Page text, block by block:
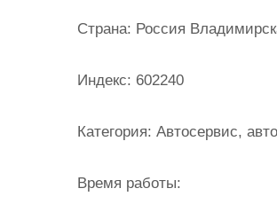
Страна: Россия
Индекс: 602240
Категория: Автосервис,
Время работы: